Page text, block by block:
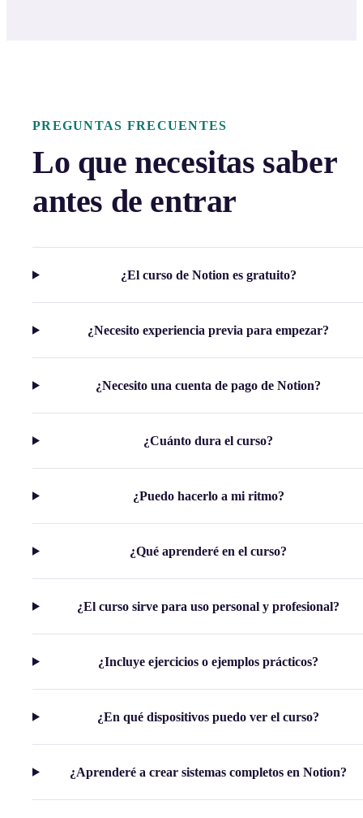
PREGUNTAS FRECUENTES
Lo que necesitas saber
antes de entrar
¿El curso de Notion es gratuito?
¿Necesito experiencia previa para empezar?
¿Necesito una cuenta de pago de Notion?
¿Cuánto dura el curso?
¿Puedo hacerlo a mi ritmo?
¿Qué aprenderé en el curso?
¿El curso sirve para uso personal y profesional?
¿Incluye ejercicios o ejemplos prácticos?
¿En qué dispositivos puedo ver el curso?
¿Aprenderé a crear sistemas completos en Notion?